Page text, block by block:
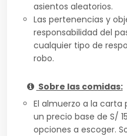
asientos aleatorios.
Las pertenencias y
responsabilidad del
cualquier tipo de
robo.
Sobre las comidas:
El almuerzo a la carta
un precio base de S/
opciones a escoger.